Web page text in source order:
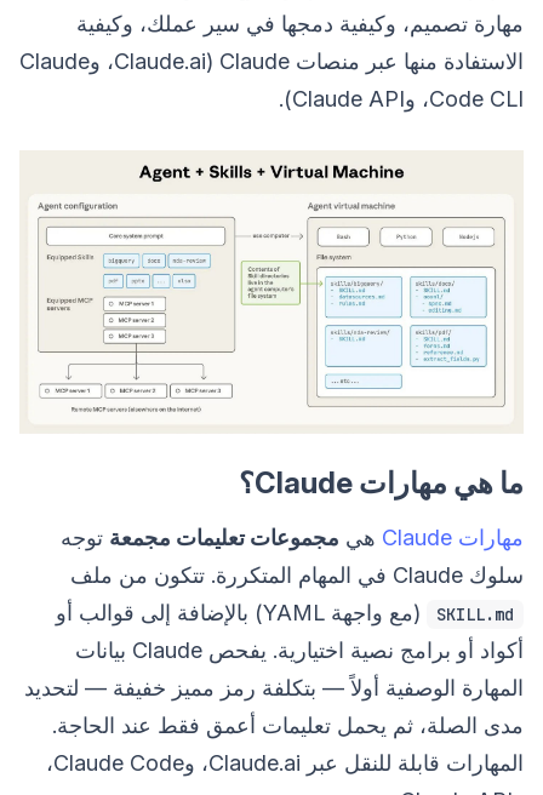
مهارة تصميم، وكيفية دمجها في سير عملك، وكيفية
الاستفادة منها عبر منصات Claude (Claude.ai، وClaude
Code CLI، وClaude API).
ما هي مهارات Claude؟
مهارات Claude هي مجموعات تعليمات مجمعة توجه
سلوك Claude في المهام المتكررة. تتكون من ملف
SKILL.md
(مع واجهة YAML) بالإضافة إلى قوالب أو
أكواد أو برامج نصية اختيارية. يفحص Claude بيانات
المهارة الوصفية أولاً — بتكلفة رمز مميز خفيفة — لتحديد
مدى الصلة، ثم يحمل تعليمات أعمق فقط عند الحاجة.
المهارات قابلة للنقل عبر Claude.ai، وClaude Code،